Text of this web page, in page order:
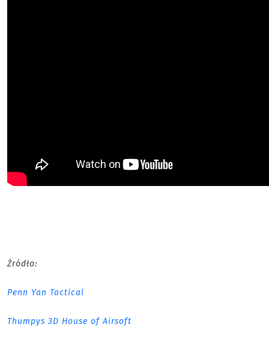
Źródło:
Penn Yan Tactical
Thumpys 3D House of Airsoft